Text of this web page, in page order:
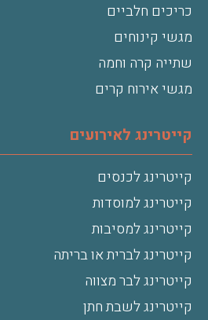
כריכים חלביים
מגשי קינוחים
שתייה קרה וחמה
מגשי אירוח קרים
קייטרינג לאירועים
קייטרינג לכנסים
קייטרינג למוסדות
קייטרינג למסיבות
קייטרינג לברית או בריתה
קייטרינג לבר מצווה
קייטרינג לשבת חתן